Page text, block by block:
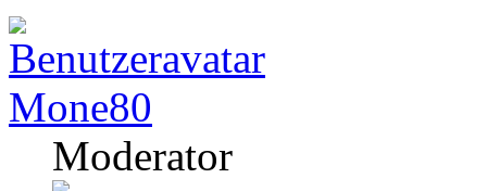
Mone80
Moderator